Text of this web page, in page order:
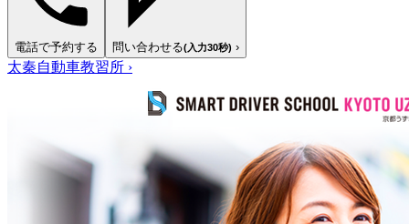
電話で予約する 問い合わせる(入力30秒) ›
太秦自動車教習所 ›